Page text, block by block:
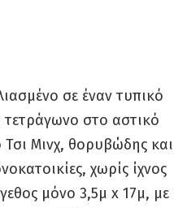
σε έναν τυπικό
τετράγωνο στο αστικό
Μινχ, θορυβώδης και
χωρίς ίχνος
μόνο 3,5μ x 17μ, με